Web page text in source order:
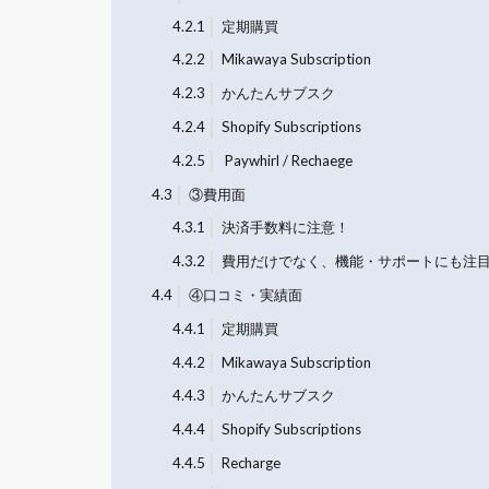
4.2.1
定期購買
4.2.2
Mikawaya Subscription
4.2.3
かんたんサブスク
4.2.4
Shopify Subscriptions
4.2.5
Paywhirl / Rechaege
4.3
③費用面
4.3.1
決済手数料に注意！
4.3.2
費用だけでなく、機能・サポートにも注
4.4
④口コミ・実績面
4.4.1
定期購買
4.4.2
Mikawaya Subscription
4.4.3
かんたんサブスク
4.4.4
Shopify Subscriptions
4.4.5
Recharge